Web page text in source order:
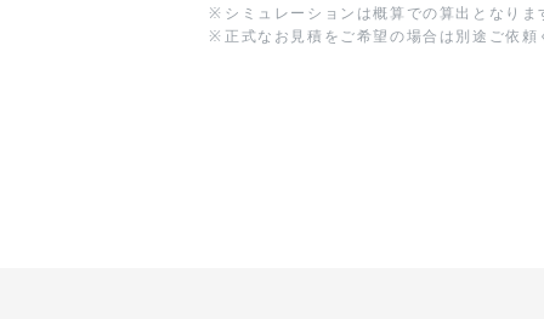
※ シミュレーションは概算での算出となりま
※ 正式なお見積をご希望の場合は別途ご依頼